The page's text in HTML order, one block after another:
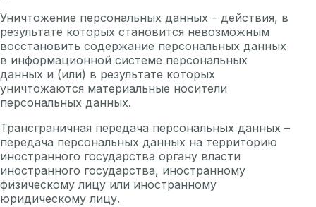
Уничтожение персональных данных – действия, в
результате которых становится невозможным
восстановить содержание персональных данных
в информационной системе персональных
данных и (или) в результате которых
уничтожаются материальные носители
персональных данных.
Трансграничная передача персональных данных –
передача персональных данных на территорию
иностранного государства органу власти
иностранного государства, иностранному
физическому лицу или иностранному
юридическому лицу.